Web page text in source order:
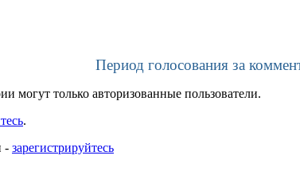
Период голосования за
могут только авторизованные пользователи.
.
- зарегистрируйтесь